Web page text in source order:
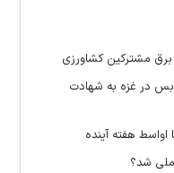
برق مشترکین کشاورزی
طی ۳۰۰ روز آتش بس در غزه به شهادت
هفته آینده
شد؟